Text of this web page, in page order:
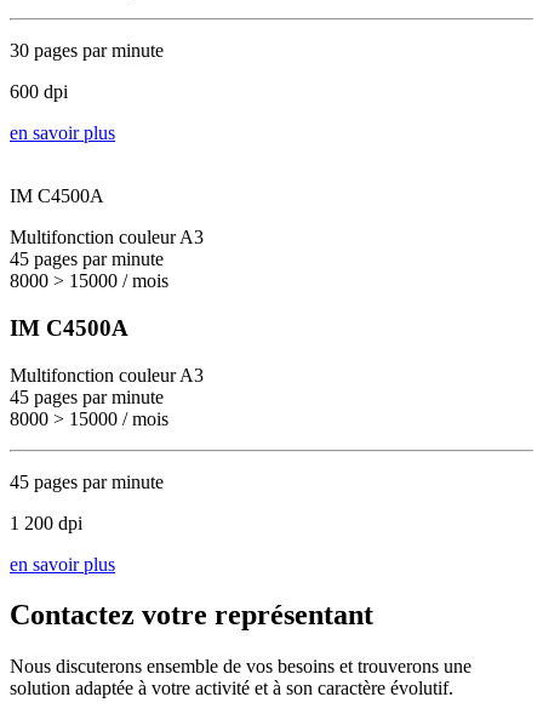
30 pages par minute
600 dpi
en savoir plus
IM C4500A
Multifonction couleur A3
45 pages par minute
8000 > 15000 / mois
IM C4500A
Multifonction couleur A3
45 pages par minute
8000 > 15000 / mois
45 pages par minute
1 200 dpi
en savoir plus
Contactez votre représentant
Nous discuterons ensemble de vos besoins et trouverons une
solution adaptée à votre activité et à son caractère évolutif.